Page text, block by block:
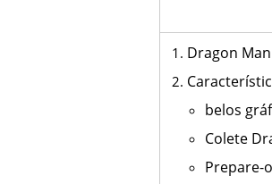
Dragon
belos
Colete
Prepare-